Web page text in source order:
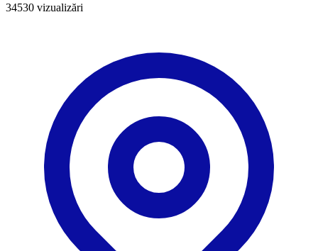
34530 vizualizări